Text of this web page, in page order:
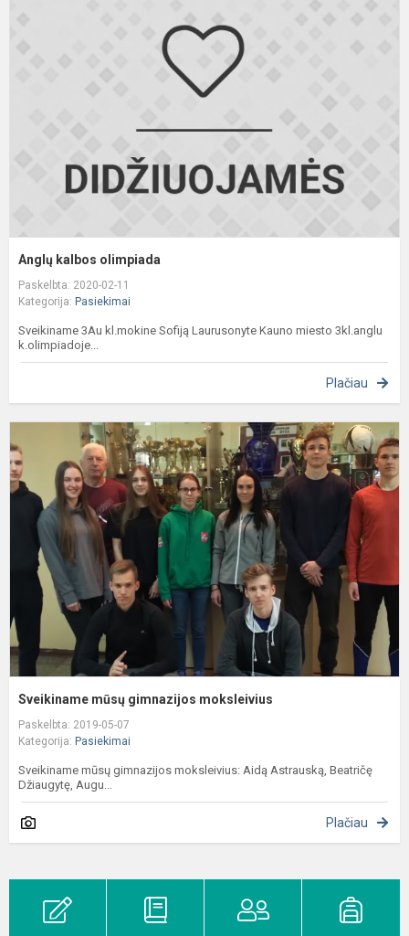
Anglų kalbos olimpiada
Paskelbta: 2020-02-11
Kategorija: Pasiekimai
Sveikiname 3Au kl.mokine Sofiją Laurusonyte Kauno miesto 3kl.anglu
k.olimpiadoje...
Plačiau
Sveikiname mūsų gimnazijos moksleivius
Paskelbta: 2019-05-07
Kategorija: Pasiekimai
Sveikiname mūsų gimnazijos moksleivius: Aidą Astrauską, Beatričę
Džiaugytę, Augu...
Plačiau